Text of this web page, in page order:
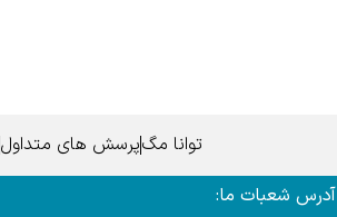
توانا مگپرسش های متداول
آدرس شعبات ما: